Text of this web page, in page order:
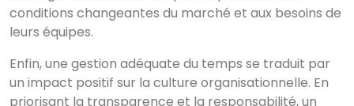
conditions changeantes du marché et aux besoins de
leurs équipes.
Enfin, une gestion adéquate du temps se traduit par
un impact positif sur la culture organisationnelle. En
priorisant la transparence et la responsabilité, un